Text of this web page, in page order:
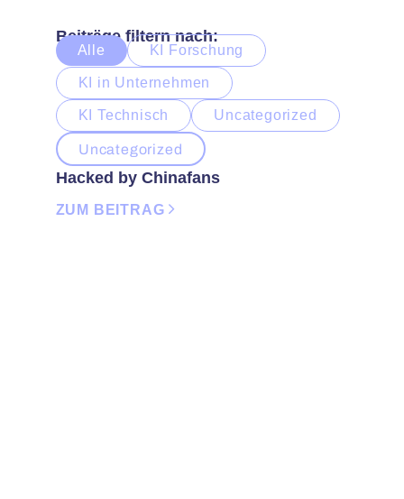
Beiträge filtern nach:
KI Forschung
KI in Unternehmen
KI Technisch Uncategorized
Alle
Uncategorized
Hacked by Chinafans
ZUM BEITRAG